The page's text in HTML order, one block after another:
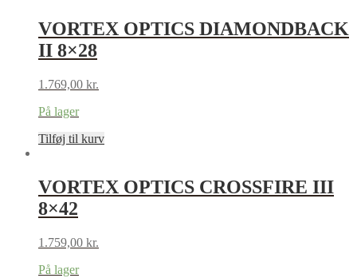
VORTEX OPTICS DIAMONDBACK
II 8×28
1.769,00 kr.
På lager
Tilføj til kurv
VORTEX OPTICS CROSSFIRE III
8×42
1.759,00 kr.
På lager